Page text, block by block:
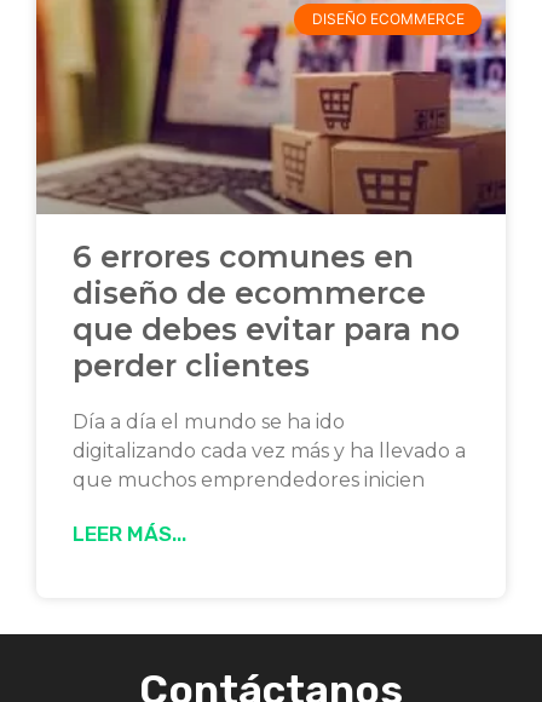
DISEÑO ECOMMERCE
6 errores comunes en
diseño de ecommerce
que debes evitar para no
perder clientes
Día a día el mundo se ha ido
digitalizando cada vez más y ha llevado a
que muchos emprendedores inicien
LEER MÁS...
Contáctanos